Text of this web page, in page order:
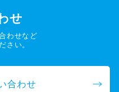
せ
わせなど
さい。
合わせ